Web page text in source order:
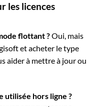
les licences
flottant ?Oui, mais
et acheter le type
aider à mettre à jour ou
hors ligne ?